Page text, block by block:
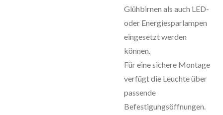
Glühbirnen als auch LED-
oder Energiesparlampen
eingesetzt werden
können.
Für eine sichere Montage
verfügt die Leuchte über
passende
Befestigungsöffnungen.